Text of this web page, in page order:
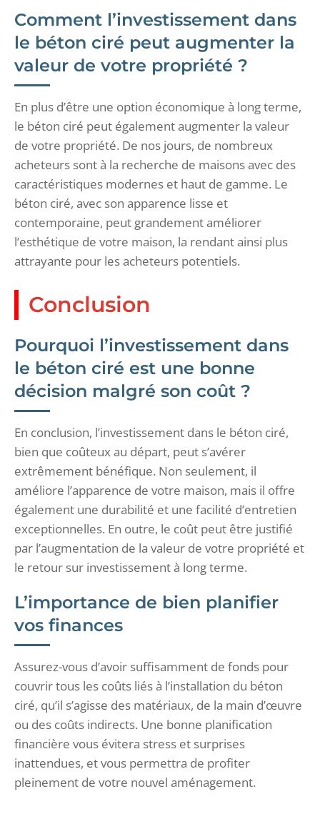
Comment l’investissement dans
le béton ciré peut augmenter la
valeur de votre propriété ?
En plus d’être une option économique à long terme,
le béton ciré peut également augmenter la valeur
de votre propriété. De nos jours, de nombreux
acheteurs sont à la recherche de maisons avec des
caractéristiques modernes et haut de gamme. Le
béton ciré, avec son apparence lisse et
contemporaine, peut grandement améliorer
l’esthétique de votre maison, la rendant ainsi plus
attrayante pour les acheteurs potentiels.
Conclusion
Pourquoi l’investissement dans
le béton ciré est une bonne
décision malgré son coût ?
En conclusion, l’investissement dans le béton ciré,
bien que coûteux au départ, peut s’avérer
extrêmement bénéfique. Non seulement, il
améliore l’apparence de votre maison, mais il offre
également une durabilité et une facilité d’entretien
exceptionnelles. En outre, le coût peut être justifié
par l’augmentation de la valeur de votre propriété et
le retour sur investissement à long terme.
L’importance de bien planifier
vos finances
Assurez-vous d’avoir suffisamment de fonds pour
couvrir tous les coûts liés à l’installation du béton
ciré, qu’il s’agisse des matériaux, de la main d’œuvre
ou des coûts indirects. Une bonne planification
financière vous évitera stress et surprises
inattendues, et vous permettra de profiter
pleinement de votre nouvel aménagement.